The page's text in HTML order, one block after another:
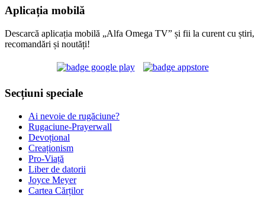
Aplicația mobilă
Descarcă aplicația mobilă „Alfa Omega TV” și fii la curent cu știri,
recomandări și noutăți!
Secțiuni speciale
Ai nevoie de rugăciune?
Rugaciune-Prayerwall
Devoțional
Creaționism
Pro-Viață
Liber de datorii
Joyce Meyer
Cartea Cărților